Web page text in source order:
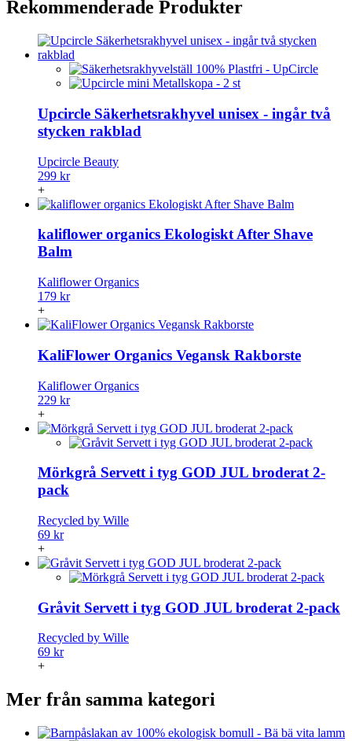
Rekommenderade Produkter
Upcircle Säkerhetsrakhyvel unisex - ingår två
stycken rakblad
Upcircle Beauty
299 kr
+
kaliflower organics Ekologiskt After Shave
Balm
Kaliflower Organics
179 kr
+
KaliFlower Organics Vegansk Rakborste
Kaliflower Organics
229 kr
+
Mörkgrå Servett i tyg GOD JUL broderat 2-
pack
Recycled by Wille
69 kr
+
Gråvit Servett i tyg GOD JUL broderat 2-pack
Recycled by Wille
69 kr
+
Mer från samma kategori